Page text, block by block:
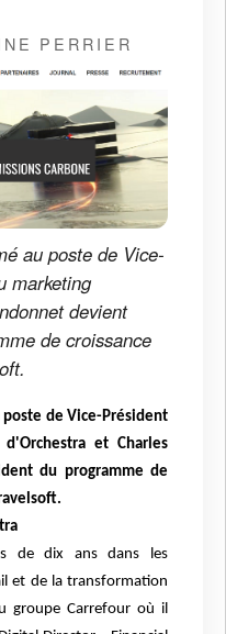
PERRIER
au poste de Vice-
marketing
devient
de croissance
de Vice-Président
et Charles
du programme de
de dix ans dans les
et de la transformation
groupe Carrefour où il